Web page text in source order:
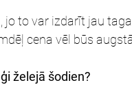
jo to var izdarīt jau
cena vēl būs
želejā šodien?